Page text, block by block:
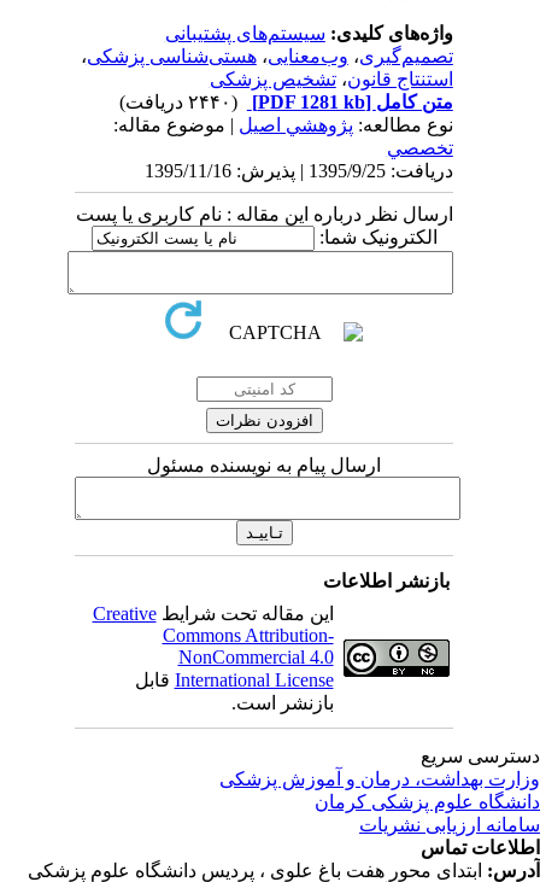
واژه‌های کلیدی:سیستم‌های پشتیبانی
تصمیم‌گیری،وب‌معنایی،هستی‌شناسی پزشکی،
استنتاج قانون‌،تشخیص پزشکی
متن کامل[PDF 1281 kb]
نوع مطالعه:پژوهشي اصیل| موضوع مقاله:
تخصصي
دریافت: 1395/9/25 | پذیرش: 1395/11/16
ارسال نظر درباره این مقاله : نام کاربری یا پست
الکترونیک شما:
ارسال پیام به نویسنده مسئول
بازنشر اطلاعات
این مقاله تحت شرایطCreative
Commons Attribution-
NonCommercial 4.0
International Licenseقابل
بازنشر است.
سریع
بهداشت، درمان و آموزش پزشکی
علوم پزشکی کرمان
ارزیابی نشریات
تماس
ابتدای محور هفت باغ علوی ، پردیس دانشگاه علوم پزشکی